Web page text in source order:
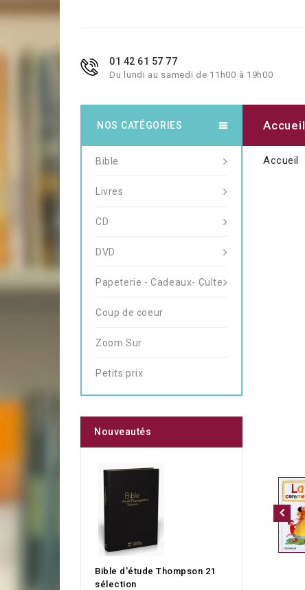
01 42 61 57 77
Du lundi au samedi de 11h00 à 19h00
Accueil
Accueil
NOS CATÉGORIES
Bible
Livres
CD
DVD
Papeterie - Cadeaux- Culte
Coup de coeur
Zoom Sur
Petits prix
Nouveautés
Bible d'étude Thompson 21
sélection